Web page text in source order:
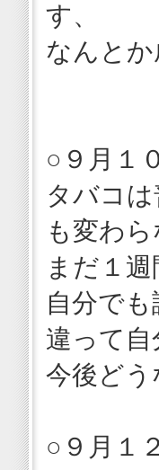
す、
なんと
○９月１
タバコ
も変わら
まだ１
自分で
違って
今後どう
○９月１